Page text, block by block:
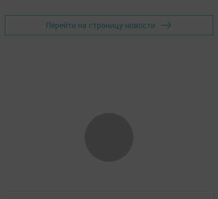
Перейти на страницу новости